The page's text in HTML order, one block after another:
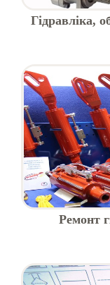
Гідравліка,
Ремонт